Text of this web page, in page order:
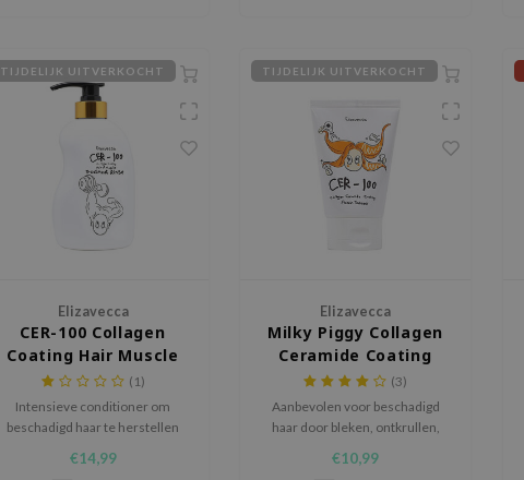
TIJDELIJK UITVERKOCHT
Elizavecca
CER-100 Collagen
Coating Hair Muscle
Treatment Rinse
(1)
Intensieve conditioner om
beschadigd haar te herstellen
te geven.
€14,99
TIJDELIJK UITVERKOCHT
Elizavecca
Milky Piggy Collagen
Ceramide Coating
Protein Treatment
(3)
Aanbevolen voor beschadigd
haar door bleken, ontkrullen,
€10,99